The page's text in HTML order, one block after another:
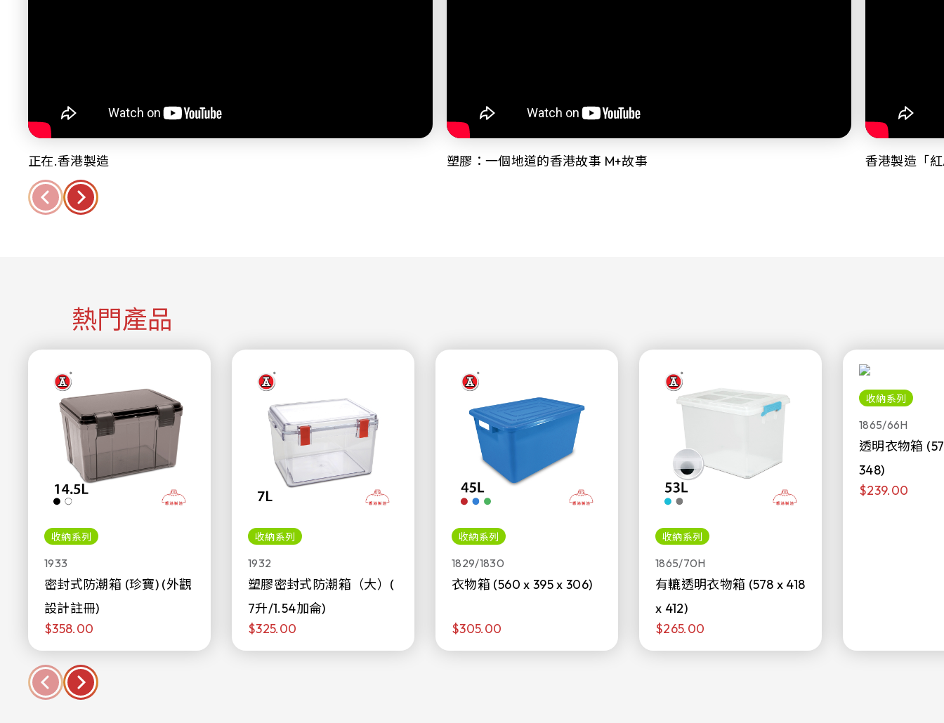
正在.香港製造 塑膠：一個地道的香港故事 M+故事 香港製造「
熱門產品
收納系列
1933
密封式防潮箱 (珍寶) (外觀
設計註冊)
$358.00
收納系列
1932
塑膠密封式防潮箱（大）(
7升/1.54加侖)
$325.00
收納系列
1829/1830
衣物箱 (560 x 395 x 306)
$305.00
收納系列
1865/70H
有轆透明衣物箱 (578 x 418
x 412)
$265.00
收納系列
1865/66H
透明衣物箱
348)
$239.00